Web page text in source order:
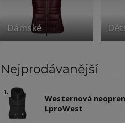
Dámské
Nejprodávanější
1.
Westernová
LproWest